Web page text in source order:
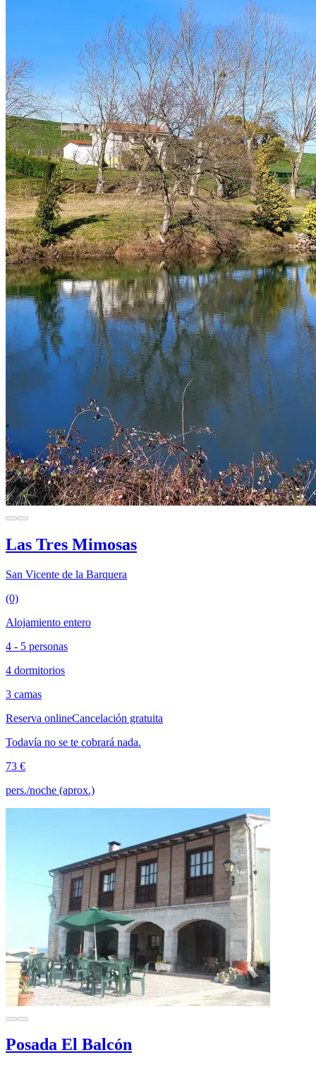
Las Tres Mimosas
San Vicente de la Barquera
(0)
Alojamiento entero
4 - 5 personas
4 dormitorios
3 camas
Reserva onlineCancelación gratuita
Todavía no se te cobrará nada.
73 €
pers./noche (aprox.)
Posada El Balcón